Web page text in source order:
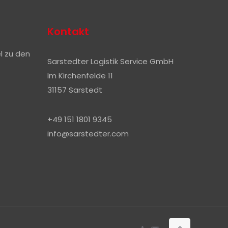
zu den
Kontakt
Sarstedter Logistik Service GmbH
Im Kirchenfelde 11
31157 Sarstedt
+49 151 1801 9345
info@sarstedter.com